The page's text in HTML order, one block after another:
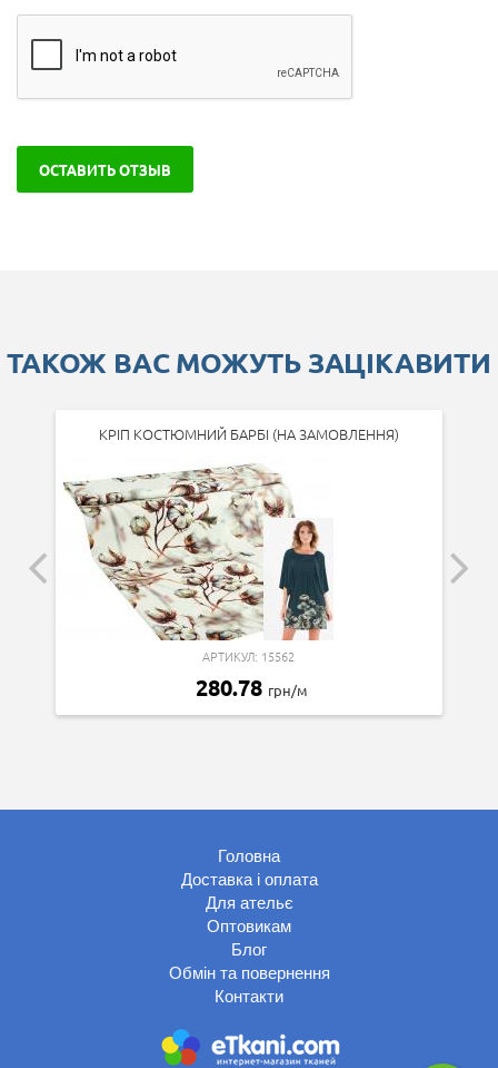
ОСТАВИТЬ ОТЗЫВ
ТАКОЖ ВАС МОЖУТЬ ЗАЦІКАВИТИ
КРІП КОСТЮМНИЙ БАРБІ (НА ЗАМОВЛЕННЯ)
АРТИКУЛ: 15562
280.78 грн/м
Головна
Доставка і оплата
Для ательє
Оптовикам
Блог
Обмін та повернення
Контакти